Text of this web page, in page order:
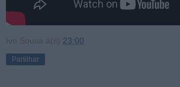
Ivo Sousa à(s) 23:00
Partilhar